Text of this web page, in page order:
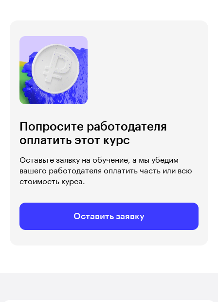
Попросите работодателя
оплатить этот курс
Оставьте заявку на обучение, а мы убедим
вашего работодателя оплатить часть или всю
стоимость курса.
Оставить заявку